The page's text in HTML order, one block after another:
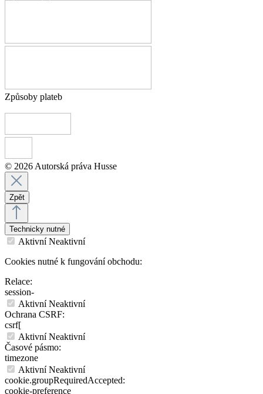
Způsoby plateb
© 2026 Autorská práva Husse
Zpět
Technicky nutné
Aktivní Neaktivní
Cookies nutné k fungování obchodu:
Relace:
session-
Aktivní Neaktivní
Ochrana CSRF:
csrf[
Aktivní Neaktivní
Časové pásmo:
timezone
Aktivní Neaktivní
cookie.groupRequiredAccepted:
cookie-preference